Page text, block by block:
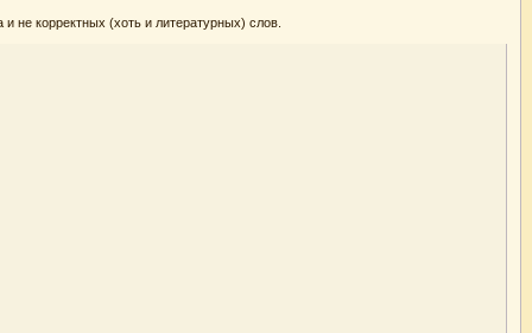
не корректных (хоть и литературных) слов.